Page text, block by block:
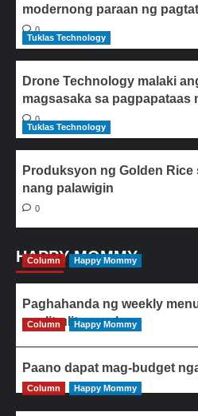
modernong paraan ng
0
Tuklas Technology
Drone Technology malaki
magsasaka sa
0
Tuklas Technology
Produksyon ng Golden
nang palawigin
0
HAPPY MOMMY
Column Happy Mommy
Paghahanda ng weekly
paulit-ulit ang ulam
Column Happy Mommy
Paano dapat mag-budget
Column Happy Mommy